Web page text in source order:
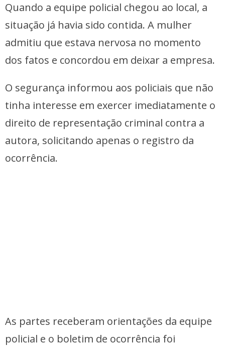
Quando a equipe policial chegou ao local, a
situação já havia sido contida. A mulher
admitiu que estava nervosa no momento
dos fatos e concordou em deixar a empresa.
O segurança informou aos policiais que não
tinha interesse em exercer imediatamente o
direito de representação criminal contra a
autora, solicitando apenas o registro da
ocorrência.
As partes receberam orientações da equipe
policial e o boletim de ocorrência foi